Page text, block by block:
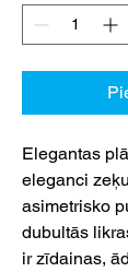
Elegantas
eleganci
asimetrisko
dubultās
ir zīdainas,